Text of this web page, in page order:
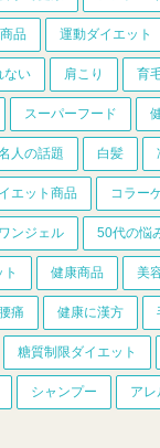
品 運動ダイエット
ない 肩こり 育
スーパーフード
人の話題 白髪
エット商品 コラー
ンジェル 50代の悩
健康商品 美
腰痛 健康に漢方
糖質制限ダイエット
シャンプー アレ